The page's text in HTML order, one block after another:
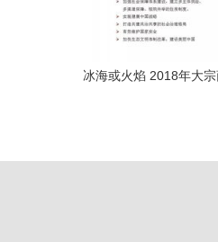
冰海或火焰 2018年大